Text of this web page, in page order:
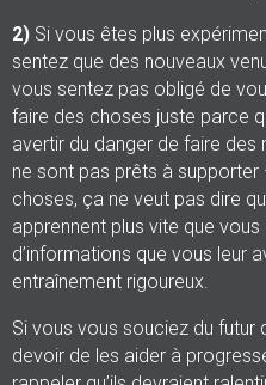
2) Si vous êtes plus
sentez que des nouveaux
vous sentez pas obligé de
faire des choses juste parce
avertir du danger de faire
ne sont pas prêts à supporter
choses, ça ne veut pas dire
apprennent plus vite que
d’informations que vous leur
entraînement rigoureux.
Si vous vous souciez du futur
devoir de les aider à